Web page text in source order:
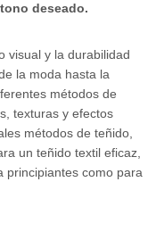
deseado.
visual y la durabilidad
la moda hasta la
métodos de
texturas y efectos
métodos de teñido,
un teñido textil eficaz,
principiantes como para